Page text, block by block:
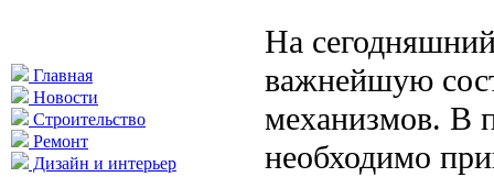
Главная
Новости
Строительство
Ремонт
Дизайн и интерьер
На
важнейшую
механизмов. В
необходимо